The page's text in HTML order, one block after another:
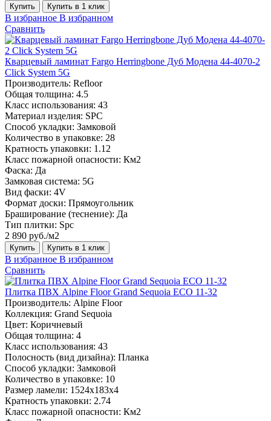
Купить Купить в 1 клик
В избранное В избранном
Сравнить
Кварцевый ламинат Fargo Herringbone Дуб Модена 44-4070-2
Click System 5G
Производитель: Refloor
Общая толщина: 4.5
Класс использования: 43
Материал изделия: SPC
Способ укладки: Замковой
Количество в упаковке: 28
Кратность упаковки: 1.12
Класс пожарной опасности: Км2
Фаска: Да
Замковая система: 5G
Вид фаски: 4V
Формат доски: Прямоугольник
Браширование (теснение): Да
Тип плитки: Spc
2 890 руб./м2
Купить Купить в 1 клик
В избранное В избранном
Сравнить
Плитка ПВХ Alpine Floor Grand Sequoia ECO 11-32
Производитель: Alpine Floor
Коллекция: Grand Sequoia
Цвет: Коричневый
Общая толщина: 4
Класс использования: 43
Полосность (вид дизайна): Планка
Способ укладки: Замковой
Количество в упаковке: 10
Размер ламели: 1524х183х4
Кратность упаковки: 2.74
Класс пожарной опасности: Км2